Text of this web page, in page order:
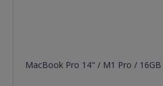
MacBook Pro 14" / M1 Pro /